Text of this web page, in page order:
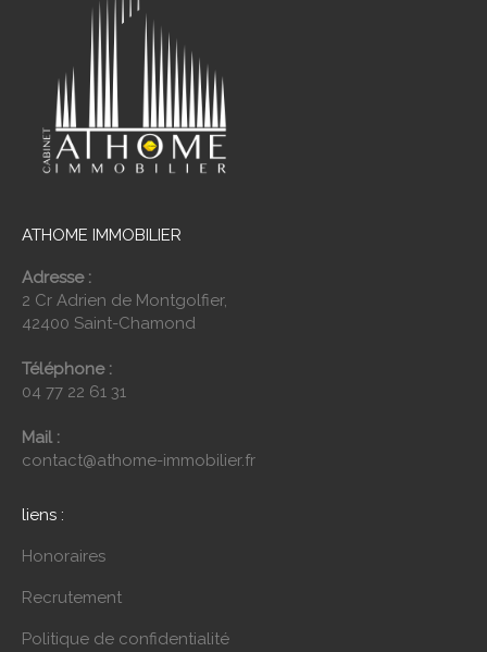
ATHOME IMMOBILIER
Adresse :
2 Cr Adrien de Montgolfier,
42400 Saint-Chamond
Téléphone :
04 77 22 61 31
Mail :
contact@athome-immobilier.fr
liens :
Honoraires
Recrutement
Politique de confidentialité